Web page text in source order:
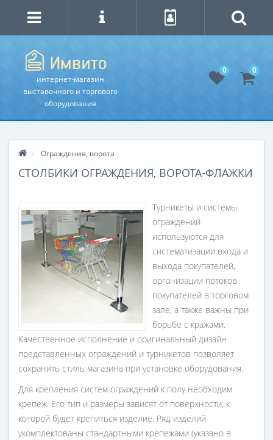
интернет-магазин
выставочного и торгового
оборудования
0 0
Ограждения, ворота
СТОЛБИКИ ОГРАЖДЕНИЯ, ВОРОТА-ФЛАЖКИ
Турникеты и системы
ограждений
используются для
систематизации входа и
выхода покупателей,
организации потоков
покупателей в торговом
зале, а также важны при
борьбе с кражами.
Качественное исполнение и оригинальный дизайн
представленных ограждений и турникетов позволяет
сохранить стиль магазина при установке оборудования.
Для крепления систем ограждений к полу необходим
крепеж. Его тип и размеры зависят от поверхности, к
которой будет крепиться изделие. Ряд изделий
укомплектованы стандартными крепежами (указано в